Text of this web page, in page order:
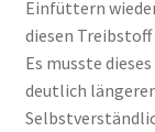
Einfüttern
diesen Treibstoff
Es musste
deutlich